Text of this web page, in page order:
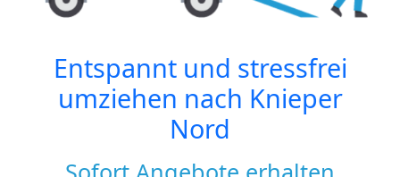
Entspannt und stressfrei
umziehen nach Knieper
Nord